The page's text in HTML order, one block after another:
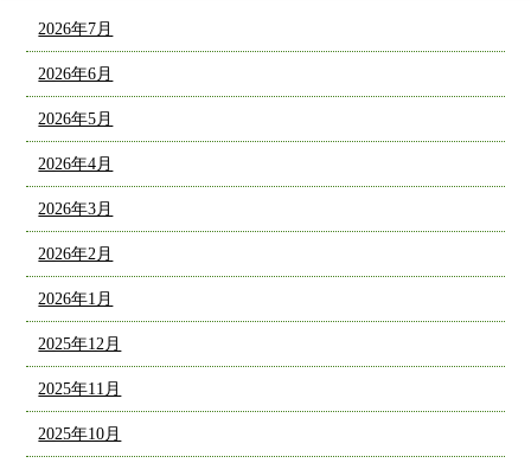
2026年7月
2026年6月
2026年5月
2026年4月
2026年3月
2026年2月
2026年1月
2025年12月
2025年11月
2025年10月